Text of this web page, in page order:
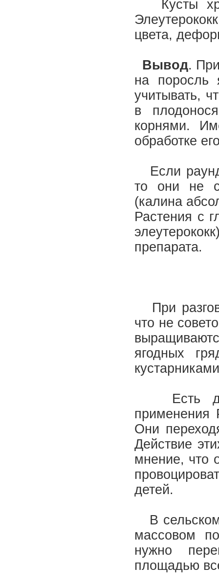
Кусты
цвета,
Вывод.
на поросль
учитывать,
в
корнями.
обработке
Если
то они не
(калина
Растения с
препарата.
При
что не
ягодных
Есть
применения
Они
Действие
мнение, что
детей.
В сельском
массовом
нужно
площадью